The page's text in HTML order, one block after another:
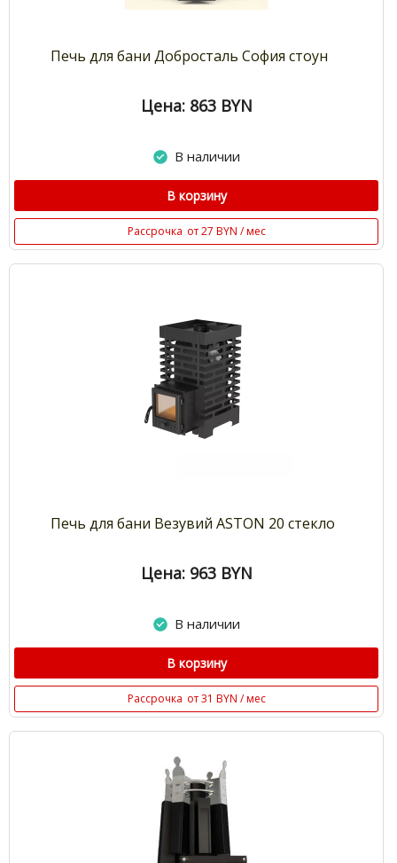
Печь для бани Добросталь София стоун
Цена: 863 BYN
В наличии
В корзину
Рассрочка от 27 BYN / мес
Печь для бани Везувий ASTON 20 стекло
Цена: 963 BYN
В наличии
В корзину
Рассрочка от 31 BYN / мес